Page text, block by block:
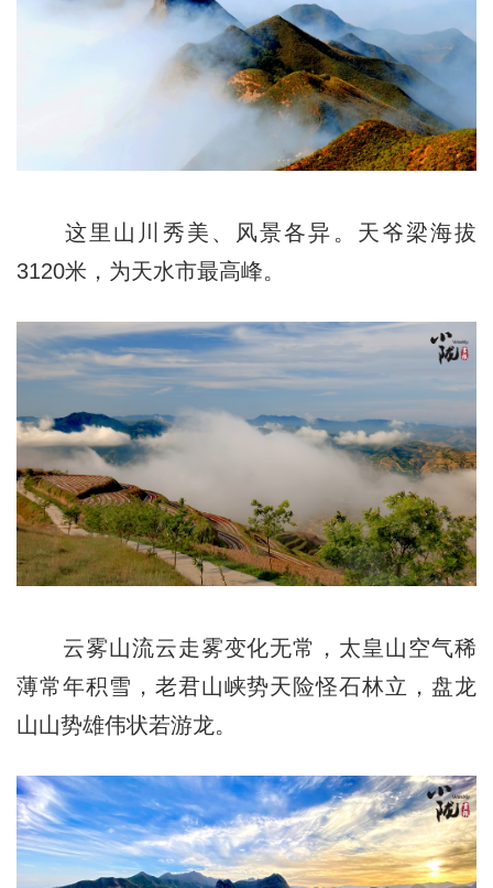
这里山川秀美、风景各异。天爷梁海拔
3120米，为天水市最高峰。
云雾山流云走雾变化无常，太皇山空气稀
薄常年积雪，老君山峡势天险怪石林立，盘龙
山山势雄伟状若游龙。